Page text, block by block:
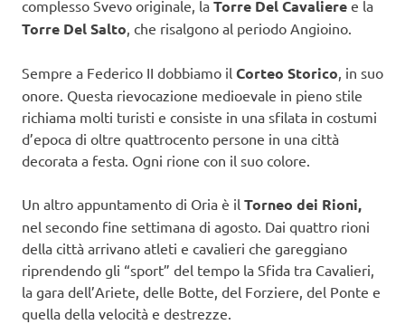
complesso Svevo originale, la Torre Del Cavaliere e la
Torre Del Salto , che risalgono al periodo Angioino.
Sempre a Federico II dobbiamo il Corteo Storico , in suo
onore. Questa rievocazione medioevale in pieno stile
richiama molti turisti e consiste in una sfilata in costumi
d’epoca di oltre quattrocento persone in una città
decorata a festa. Ogni rione con il suo colore.
Un altro appuntamento di Oria è il Torneo dei Rioni,
nel secondo fine settimana di agosto. Dai quattro rioni
della città arrivano atleti e cavalieri che gareggiano
riprendendo gli “sport” del tempo la Sfida tra Cavalieri,
la gara dell’Ariete, delle Botte, del Forziere, del Ponte e
quella della velocità e destrezze.